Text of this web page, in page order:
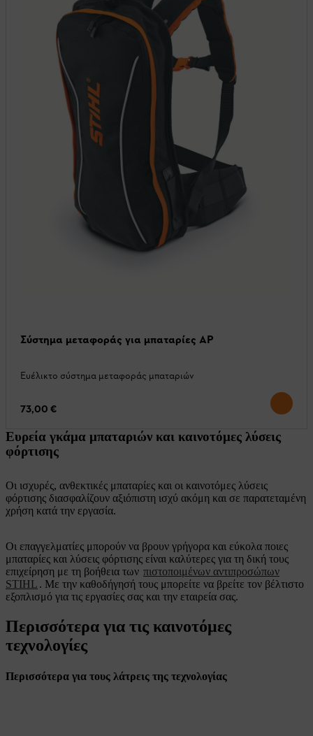
Σύστημα μεταφοράς για μπαταρίες AP
Ευέλικτο σύστημα μεταφοράς μπαταριών
73,00 €
Ευρεία γκάμα μπαταριών και καινοτόμες λύσεις
φόρτισης
Οι ισχυρές, ανθεκτικές μπαταρίες και οι καινοτόμες λύσεις
φόρτισης διασφαλίζουν αξιόπιστη ισχύ ακόμη και σε παρατεταμένη
χρήση κατά την εργασία.
Οι επαγγελματίες μπορούν να βρουν γρήγορα και εύκολα ποιες
μπαταρίες και λύσεις φόρτισης είναι καλύτερες για τη δική τους
επιχείρηση με τη βοήθεια των πιστοποιμένων αντιπροσώπων
STIHL . Με την καθοδήγησή τους μπορείτε να βρείτε τον βέλτιστο
εξοπλισμό για τις εργασίες σας και την εταιρεία σας.
Περισσότερα για τις καινοτόμες
τεχνολογίες
Περισσότερα για τους λάτρεις της τεχνολογίας